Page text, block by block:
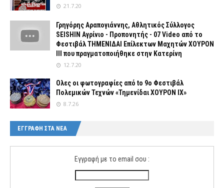
21.7.20
Γρηγόρης Αραπογιάννης, Αθλητικός Σύλλογος
SEISHIN Αγρίνιο - Προπονητής - 07 Video από το
Φεστιβάλ ΤΗΜΕΝΙΔΑΙ Επίλεκτων Μαχητών ΧΟΥΡΟΝ
ΙΙΙ που πραγματοποιήθηκε στην Κατερίνη
12.7.20
Ολες οι φωτογραφίες από tο 9ο Φεστιβάλ
Πολεμικών Τεχνών «Τημενίδαι ΧΟΥΡΟΝ ΙΧ»
8.7.26
ΕΓΓΡΑΦΗ ΣΤΑ ΝΕΑ
Εγγραφή με το email σου :